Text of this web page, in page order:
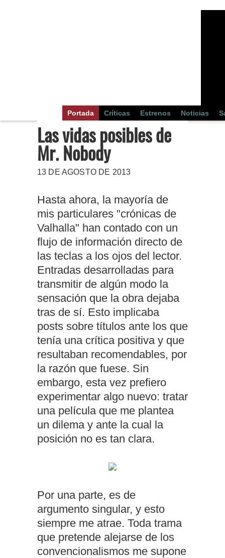
Portada Críticas Estrenos Noticias
Las vidas posibles de
Mr. Nobody
13 DE AGOSTO DE 2013
Hasta ahora, la mayoría de
mis particulares "crónicas de
Valhalla" han contado con un
flujo de información directo de
las teclas a los ojos del lector.
Entradas desarrolladas para
transmitir de algún modo la
sensación que la obra dejaba
tras de sí. Esto implicaba
posts sobre títulos ante los que
tenía una crítica positiva y que
resultaban recomendables, por
la razón que fuese. Sin
embargo, esta vez prefiero
experimentar algo nuevo: tratar
una película que me plantea
un dilema y ante la cual la
posición no es tan clara.
Por una parte, es de
argumento singular, y esto
siempre me atrae. Toda trama
que pretende alejarse de los
convencionalismos me supone